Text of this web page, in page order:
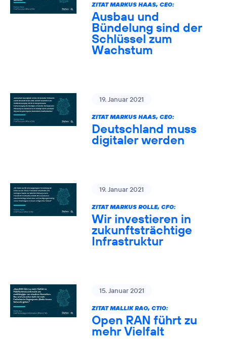
ZITAT MARKUS HAAS, CEO:
Ausbau und
Bündelung sind der
Schlüssel zum
Wachstum
19. Januar 2021
ZITAT MARKUS HAAS, CEO:
Deutschland muss
digitaler werden
19. Januar 2021
ZITAT MARKUS ROLLE, CFO:
Wir investieren in
zukunftsträchtige
Infrastruktur
15. Januar 2021
ZITAT MALLIK RAO, CTIO:
Open RAN führt zu
mehr Vielfalt